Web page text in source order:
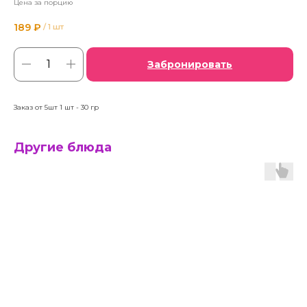
Цена за порцию
189 ₽ / 1 шт
Забронировать
Заказ от 5шт 1 шт - 30 гр
Другие блюда